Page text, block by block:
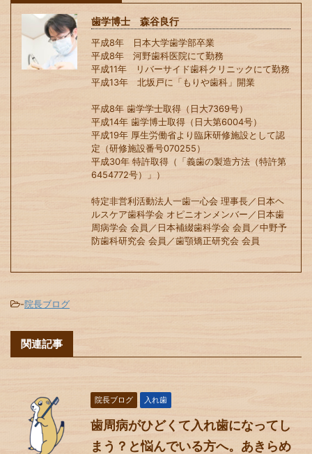
歯学博士 森谷良行
平成8年 日本大学歯学部卒業
平成8年 河野歯科医院にて勤務
平成11年 リバーサイド歯科クリニックにて勤務
平成13年 北坂戸に「もりや歯科」開業
平成8年 歯学学士取得（日大7369号）
平成14年 歯学博士取得（日大第6004号）
平成19年 厚生労働省より臨床研修施設として認
定（研修施設番号070255）
平成30年 特許取得（「義歯の製造方法（特許第
6454772号）」）
特定非営利活動法人一歯一心会 理事長／日本ヘ
ルスケア歯科学会 オピニオンメンバー／日本歯
周病学会 会員／日本補綴歯科学会 会員／中野予
防歯科研究会 会員／歯顎矯正研究会 会員
-院長ブログ
関連記事
院長ブログ 入れ歯
歯周病がひどくて入れ歯になってし
まう？と悩んでいる方へ。あきらめ